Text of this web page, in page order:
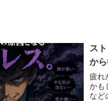
ス
か
疲れ
かも
など